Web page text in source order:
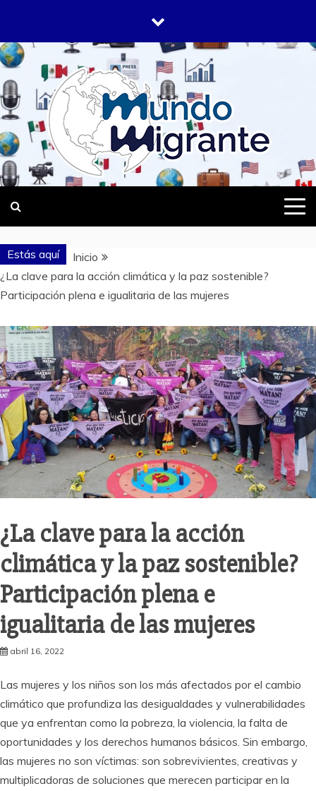
contenido
MUNDO
MIGRANTE
DONDE TODOS SOMOS MIGRANTES
Estás aquí
Inicio
¿La clave para la acción climática y la paz sostenible?
Participación plena e igualitaria de las mujeres
¿La clave para la acción
climática y la paz sostenible?
Participación plena e
igualitaria de las mujeres
abril 16, 2022
Las mujeres y los niños son los más afectados por el cambio
climático que profundiza las desigualdades y vulnerabilidades
que ya enfrentan como la pobreza, la violencia, la falta de
oportunidades y los derechos humanos básicos. Sin embargo,
las mujeres no son víctimas: son sobrevivientes, creativas y
multiplicadoras de soluciones que merecen participar en la